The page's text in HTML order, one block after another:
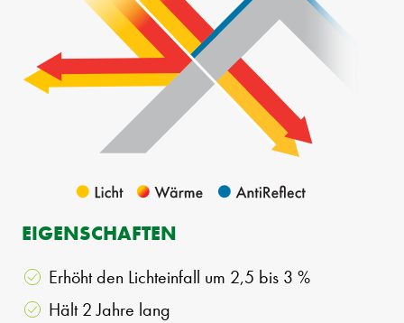
EIGENSCHAFTEN
Erhöht den Lichteinfall um 2,5 bis 3 %
Hält 2 Jahre lang